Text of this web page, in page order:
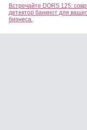
Встречайте DORS 125:
детектор банкнот для
бизнеса.